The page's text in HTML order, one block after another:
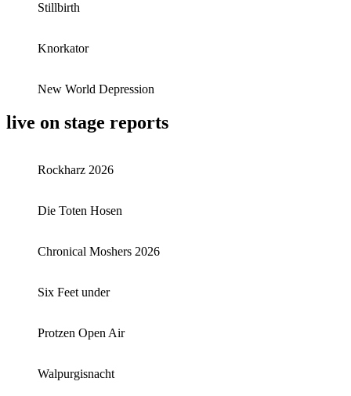
Stillbirth
Knorkator
New World Depression
live on stage reports
Rockharz 2026
Die Toten Hosen
Chronical Moshers 2026
Six Feet under
Protzen Open Air
Walpurgisnacht